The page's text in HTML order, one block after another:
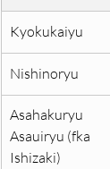
Kyokukaiyu
Nishinoryu
Asahakuryu
Asauiryu (fka
Ishizaki)